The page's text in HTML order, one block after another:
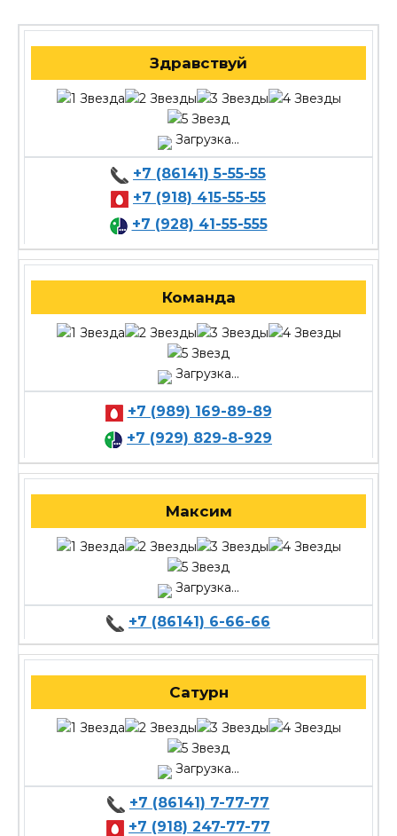
Здравствуй
Загрузка...
+7 (86141) 5-55-55
+7 (918) 415-55-55
+7 (928) 41-55-555
Команда
Загрузка...
+7 (989) 169-89-89
+7 (929) 829-8-929
Максим
Загрузка...
+7 (86141) 6-66-66
Сатурн
Загрузка...
+7 (86141) 7-77-77
+7 (918) 247-77-77